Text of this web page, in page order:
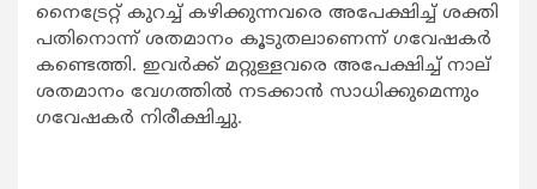
നൈട്രേറ്റ് കുറച്ച് കഴിക്കുന്നവരെ അപേക്ഷിച്ച് ശക്തി
പതിനൊന്ന് ശതമാനം കൂടുതലാണെന്ന് ഗവേഷകര്‍
കണ്ടെത്തി. ഇവര്‍ക്ക് മറ്റുള്ളവരെ അപേക്ഷിച്ച് നാല്
ശതമാനം വേഗത്തില്‍ നടക്കാന്‍ സാധിക്കുമെന്നും
ഗവേഷകര്‍ നിരീക്ഷിച്ചു.